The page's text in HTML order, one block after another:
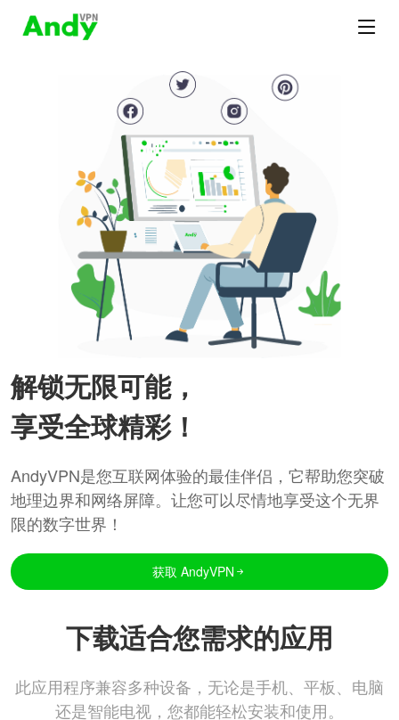
解锁无限可能，
享受全球精彩！
AndyVPN是您互联网体验的最佳伴侣，它帮助您突破
地理边界和网络屏障。让您可以尽情地享受这个无界
限的数字世界！
获取 AndyVPN
下载适合您需求的应用
此应用程序兼容多种设备，无论是手机、平板、电脑
还是智能电视，您都能轻松安装和使用。